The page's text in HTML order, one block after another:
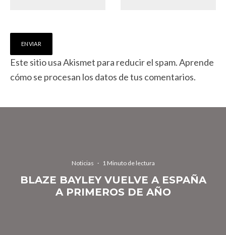
Este sitio usa Akismet para reducir el spam.Aprende
cómo se procesan los datos de tus comentarios.
Noticias · 1 Minuto de lectura
BLAZE BAYLEY VUELVE A ESPAÑA
A PRIMEROS DE AÑO